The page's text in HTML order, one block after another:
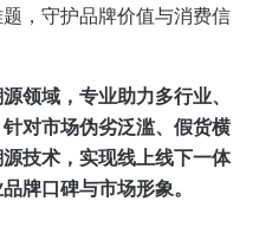
，守护品牌价值与消费信
领域，专业助力多行业、
对市场伪劣泛滥、假货横
技术，实现线上线下一体
牌口碑与市场形象。